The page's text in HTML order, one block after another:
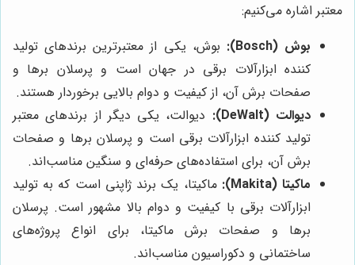
معتبر اشاره می‌کنیم:
بوش (Bosch):
بوش، یکی از معتبرترین برندهای تولید
کننده ابزارآلات برقی در جهان است و پرسلان برها و
صفحات برش آن، از کیفیت و دوام بالایی برخوردار هستند.
دیوالت (DeWalt):
دیوالت، یکی دیگر از برندهای معتبر
تولید کننده ابزارآلات برقی است و پرسلان برها و صفحات
برش آن، برای استفاده‌های حرفه‌ای و سنگین مناسب‌اند.
ماکیتا (Makita):
ماکیتا، یک برند ژاپنی است که به تولید
ابزارآلات برقی با کیفیت و دوام بالا مشهور است. پرسلان
برها و صفحات برش ماکیتا، برای انواع پروژه‌های
ساختمانی و دکوراسیون مناسب‌اند.